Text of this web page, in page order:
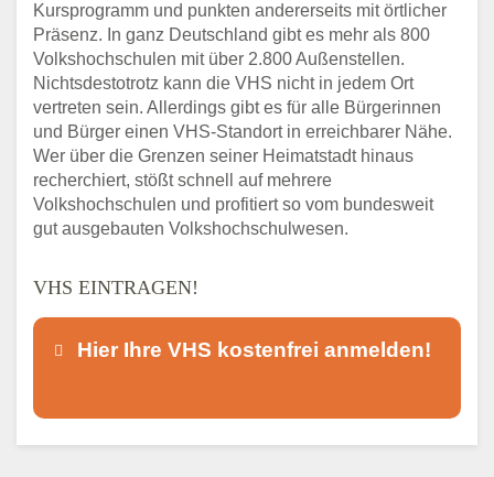
Kursprogramm und punkten andererseits mit örtlicher
Präsenz. In ganz Deutschland gibt es mehr als 800
Volkshochschulen mit über 2.800 Außenstellen.
Nichtsdestotrotz kann die VHS nicht in jedem Ort
vertreten sein. Allerdings gibt es für alle Bürgerinnen
und Bürger einen VHS-Standort in erreichbarer Nähe.
Wer über die Grenzen seiner Heimatstadt hinaus
recherchiert, stößt schnell auf mehrere
Volkshochschulen und profitiert so vom bundesweit
gut ausgebauten Volkshochschulwesen.
VHS EINTRAGEN!
Hier Ihre VHS kostenfrei anmelden!